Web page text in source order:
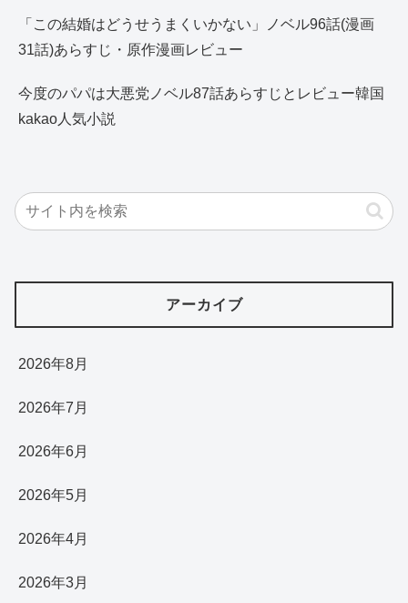
「この結婚はどうせうまくいかない」ノベル96話(漫画
31話)あらすじ・原作漫画レビュー
今度のパパは大悪党ノベル87話あらすじとレビュー韓国
kakao人気小説
アーカイブ
2026年8月
2026年7月
2026年6月
2026年5月
2026年4月
2026年3月